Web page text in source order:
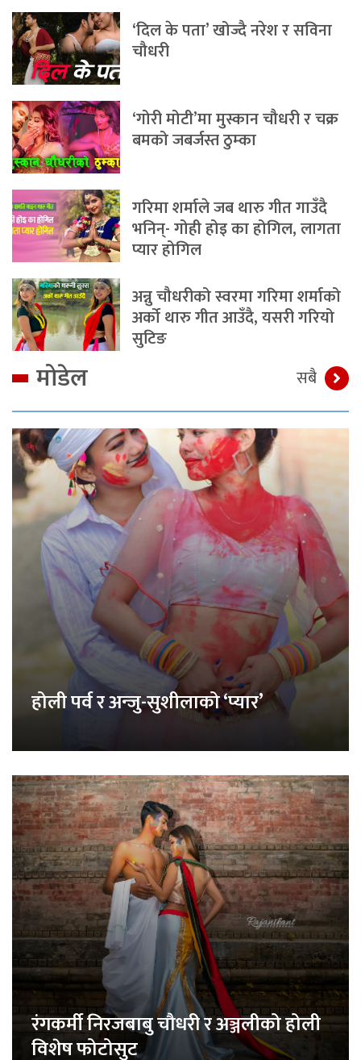
‘दिल के पता’ खोज्दै नरेश र सविना
चौधरी
‘गोरी मोटी’मा मुस्कान चौधरी र चक्र
बमको जबर्जस्त ठुम्का
गरिमा शर्माले जब थारु गीत गाउँदै
भनिन्- गोही होइ का होगिल, लागता
प्यार होगिल
अन्नु चौधरीको स्वरमा गरिमा शर्माको
अर्को थारु गीत आउँदै, यसरी गरियो
सुटिङ
मोडेल सबै
होली पर्व र अन्जु-सुशीलाको ‘प्यार’
रंगकर्मी निरजबाबु चौधरी र अञ्जलीको होली
विशेष फोटोसुट